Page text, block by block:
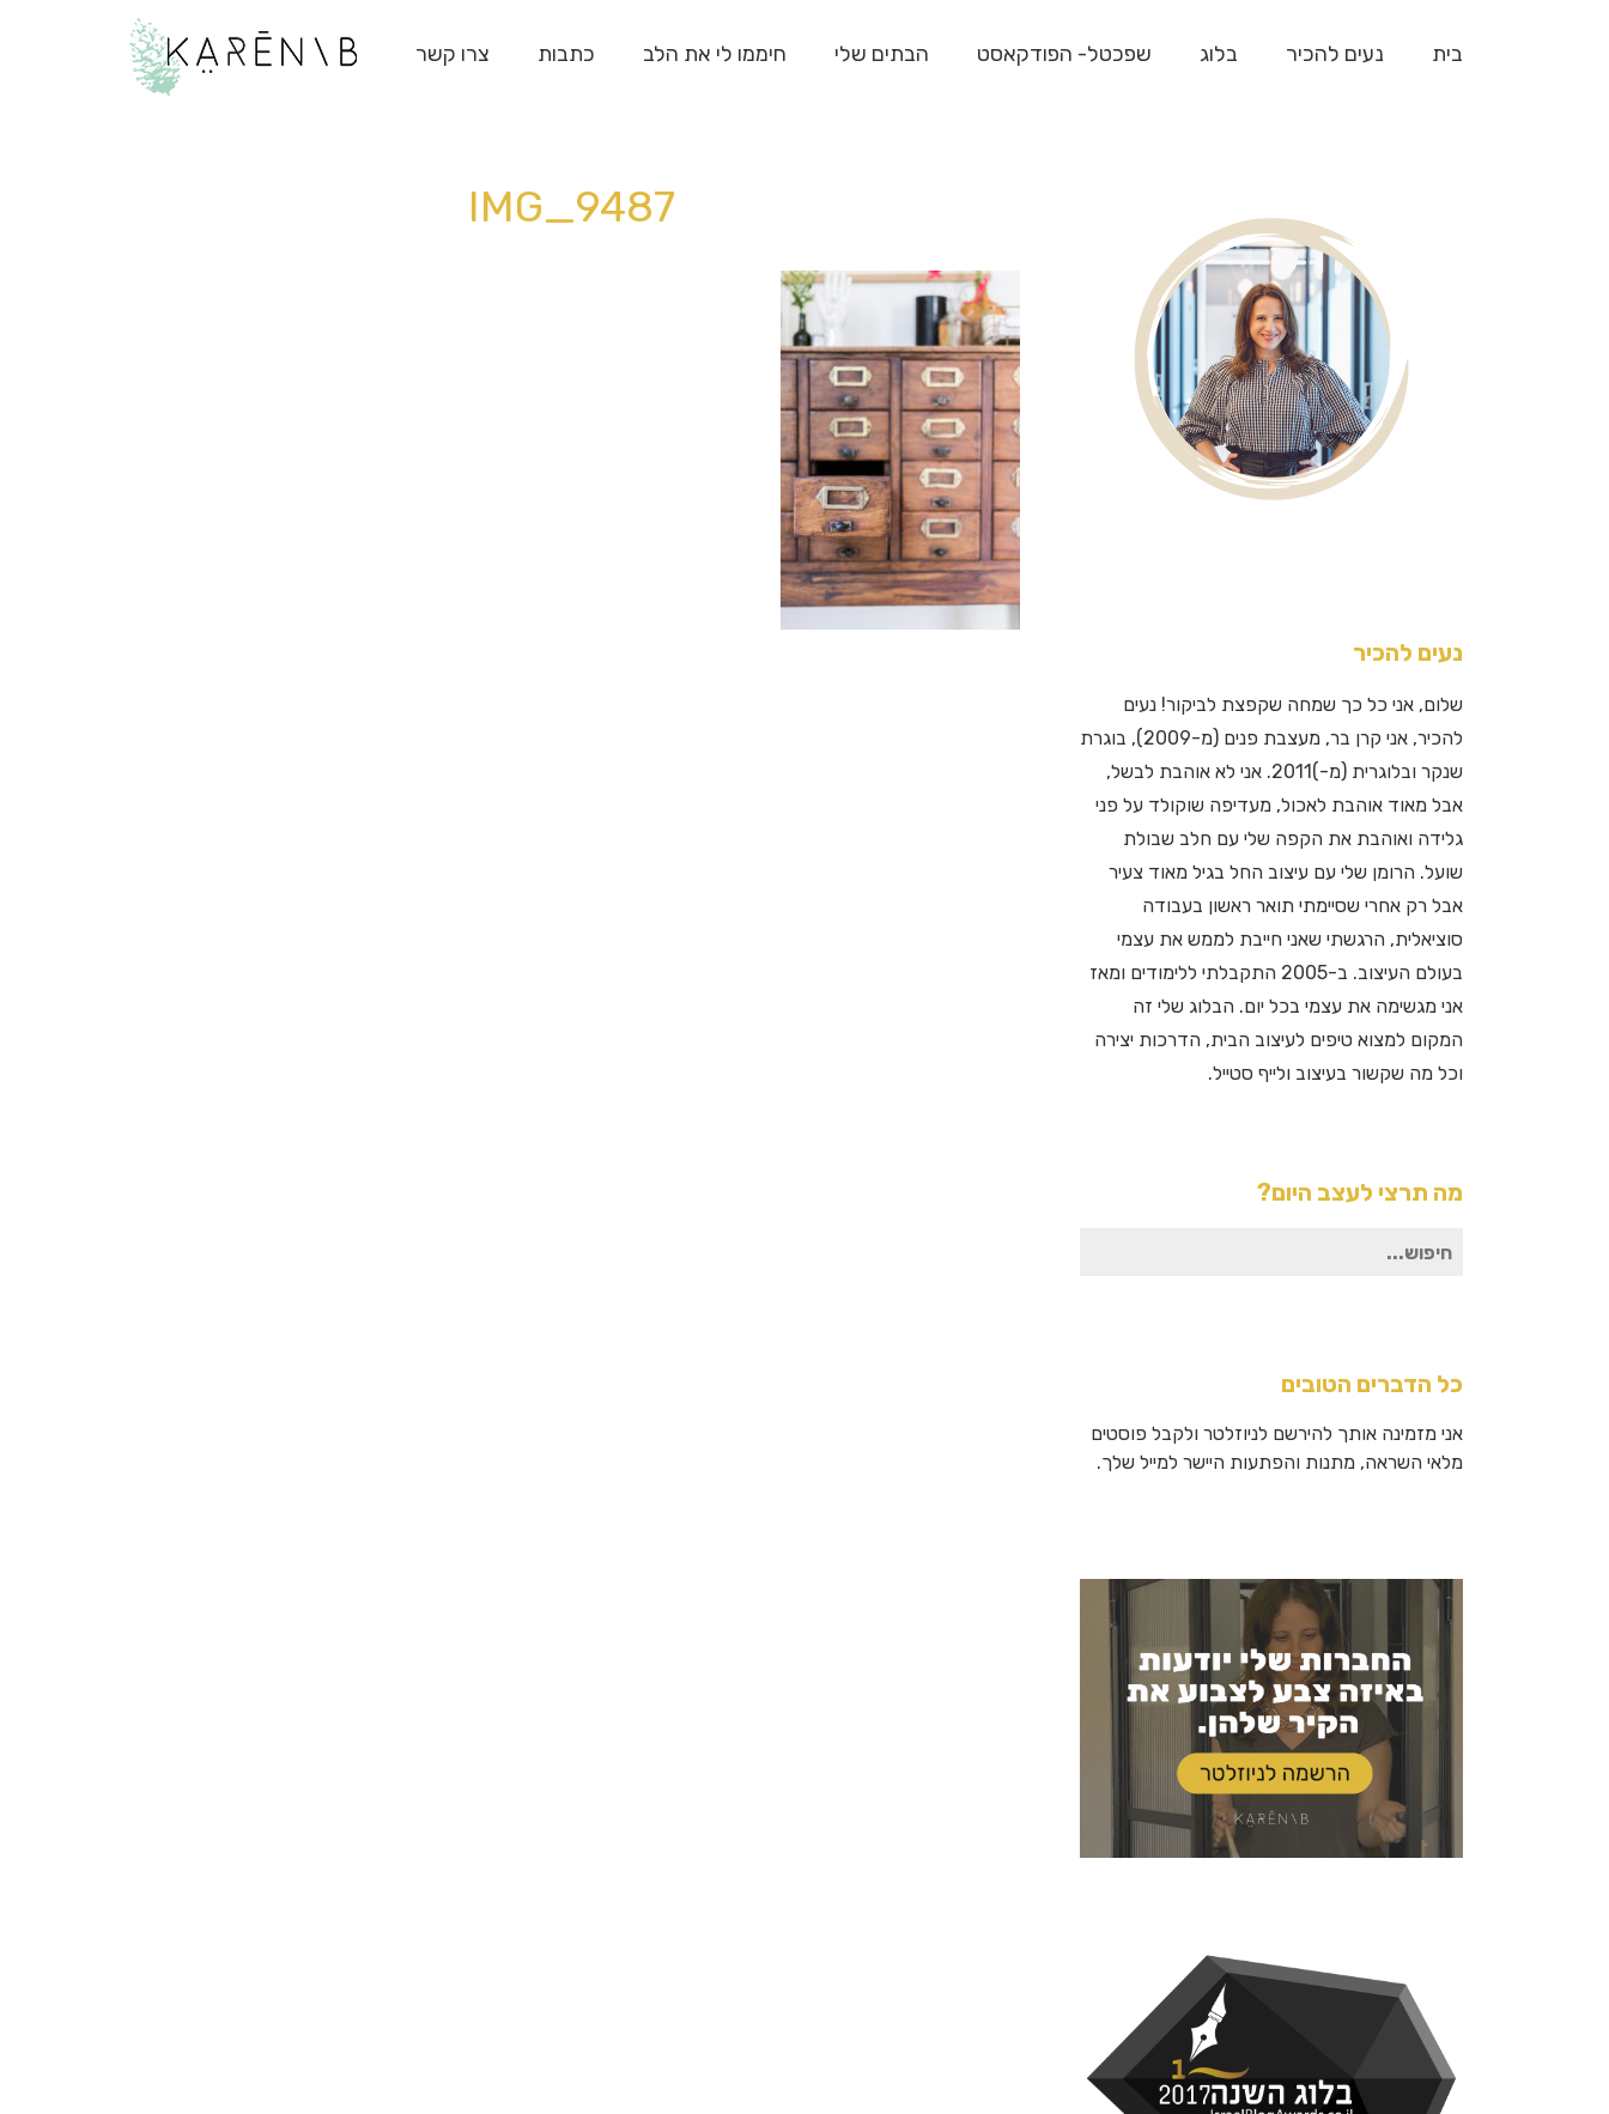
בית נעים להכיר בלוג שפכטל- הפודקאסט הבתים שלי חיממו לי את הלב כתבות צרו קשר
IMG_9487
נעים להכיר
שלום, אני כל כך שמחה שקפצת לביקור! נעים
להכיר, אני קרן בר, מעצבת פנים (מ-2009), בוגרת
שנקר ובלוגרית (מ-)2011. אני לא אוהבת לבשל,
אבל מאוד אוהבת לאכול, מעדיפה שוקולד על פני
גלידה ואוהבת את הקפה שלי עם חלב שבולת
שועל. הרומן שלי עם עיצוב החל בגיל מאוד צעיר
אבל רק אחרי שסיימתי תואר ראשון בעבודה
סוציאלית, הרגשתי שאני חייבת לממש את עצמי
בעולם העיצוב. ב-2005 התקבלתי ללימודים ומאז
אני מגשימה את עצמי בכל יום. הבלוג שלי זה
המקום למצוא טיפים לעיצוב הבית, הדרכות יצירה
וכל מה שקשור בעיצוב ולייף סטייל.
מה תרצי לעצב היום?
חיפוש
כל הדברים הטובים
אני מזמינה אותך להירשם לניוזלטר ולקבל פוסטים
מלאי השראה, מתנות והפתעות היישר למייל שלך.